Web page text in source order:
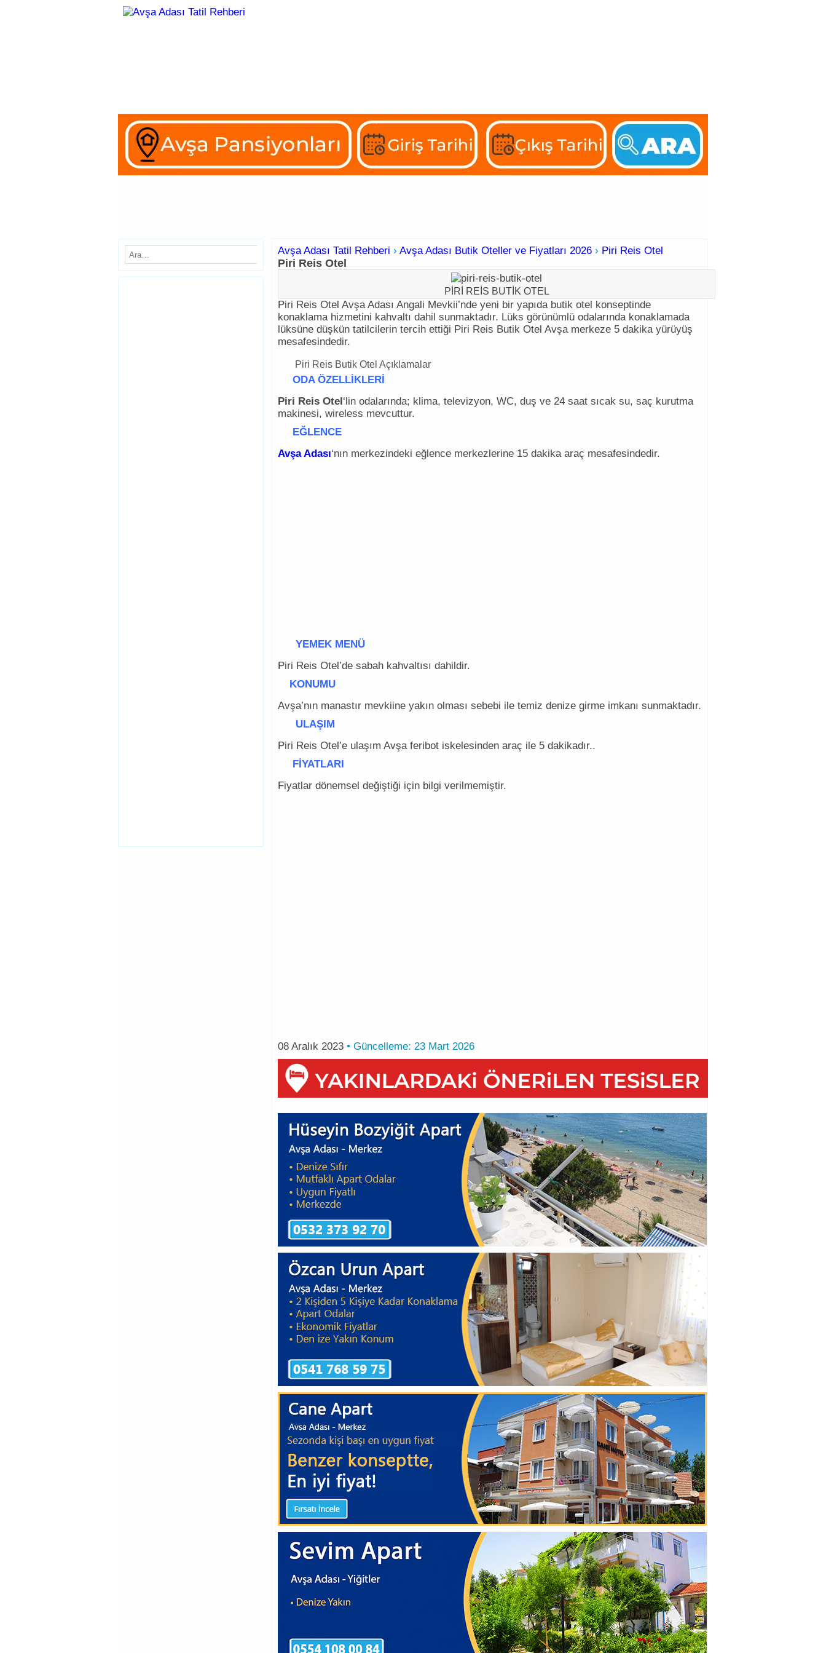
Gezi Rehberi
Avşa Adası Tatil Rehberi › Avşa Adası Butik Oteller ve Fiyatları 2026 › Piri Reis Otel
Piri Reis Otel
PİRİ REİS BUTİK OTEL
Piri Reis Otel Avşa Adası Angali Mevkii’nde yeni bir yapıda butik otel konseptinde
konaklama hizmetini kahvaltı dahil sunmaktadır. Lüks görünümlü odalarında konaklamada
lüksüne düşkün tatilcilerin tercih ettiği Piri Reis Butik Otel Avşa merkeze 5 dakika yürüyüş
mesafesindedir.
Piri Reis Butik Otel Açıklamalar
ODA ÖZELLİKLERİ
Piri Reis Otel‘lin odalarında; klima, televizyon, WC, duş ve 24 saat sıcak su, saç kurutma
makinesi, wireless mevcuttur.
EĞLENCE
Avşa Adası‘nın merkezindeki eğlence merkezlerine 15 dakika araç mesafesindedir.
YEMEK MENÜ
Piri Reis Otel’de sabah kahvaltısı dahildir.
KONUMU
Avşa’nın manastır mevkiine yakın olması sebebi ile temiz denize girme imkanı sunmaktadır.
ULAŞIM
Piri Reis Otel’e ulaşım Avşa feribot iskelesinden araç ile 5 dakikadır..
FİYATLARI
Fiyatlar dönemsel değiştiği için bilgi verilmemiştir.
08 Aralık 2023 • Güncelleme: 23 Mart 2026